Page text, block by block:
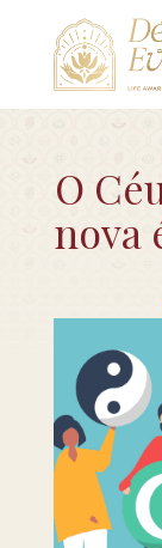
O
nova